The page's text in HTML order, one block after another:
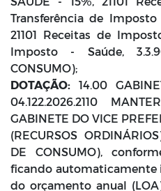
Transferência de Imposto
21101 Receitas de
Imposto - Saúde,
CONSUMO);
DOTAÇÃO: 14.00
04.122.2026.2110
GABINETE DO VICE
(RECURSOS
DE CONSUMO),
ficando automaticamente
do orçamento anual